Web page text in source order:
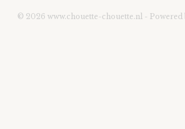
© 2026 www.chouette-chouette.nl -